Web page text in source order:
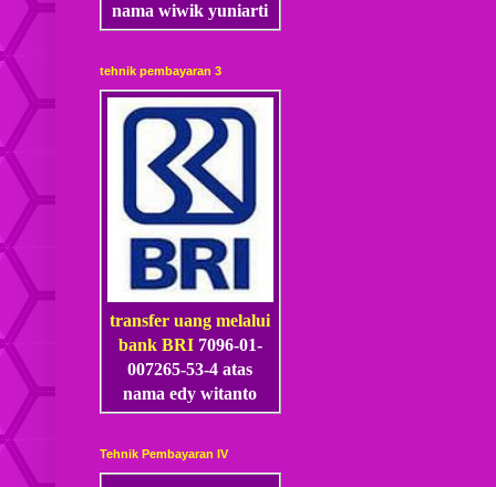
nama wiwik yuniarti
tehnik pembayaran 3
transfer uang melalui
bank BRI 7096-01-
007265-53-4 atas
nama edy witanto
Tehnik Pembayaran IV